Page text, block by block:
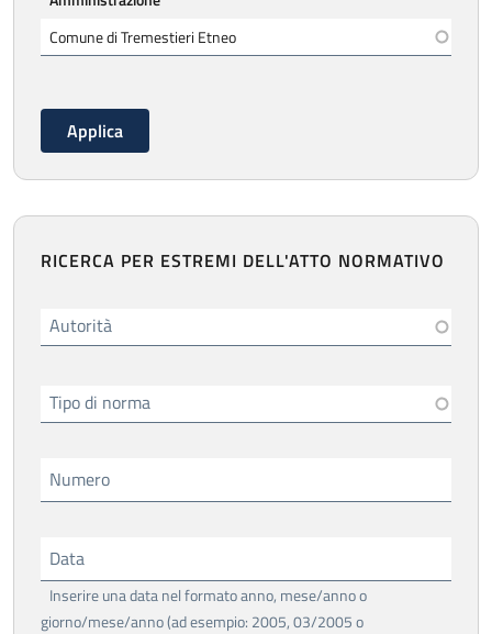
RICERCA PER ESTREMI DELL'ATTO NORMATIVO
Autorità
Tipo di norma
Numero
Data
Inserire una data nel formato anno, mese/anno o
giorno/mese/anno (ad esempio: 2005, 03/2005 o